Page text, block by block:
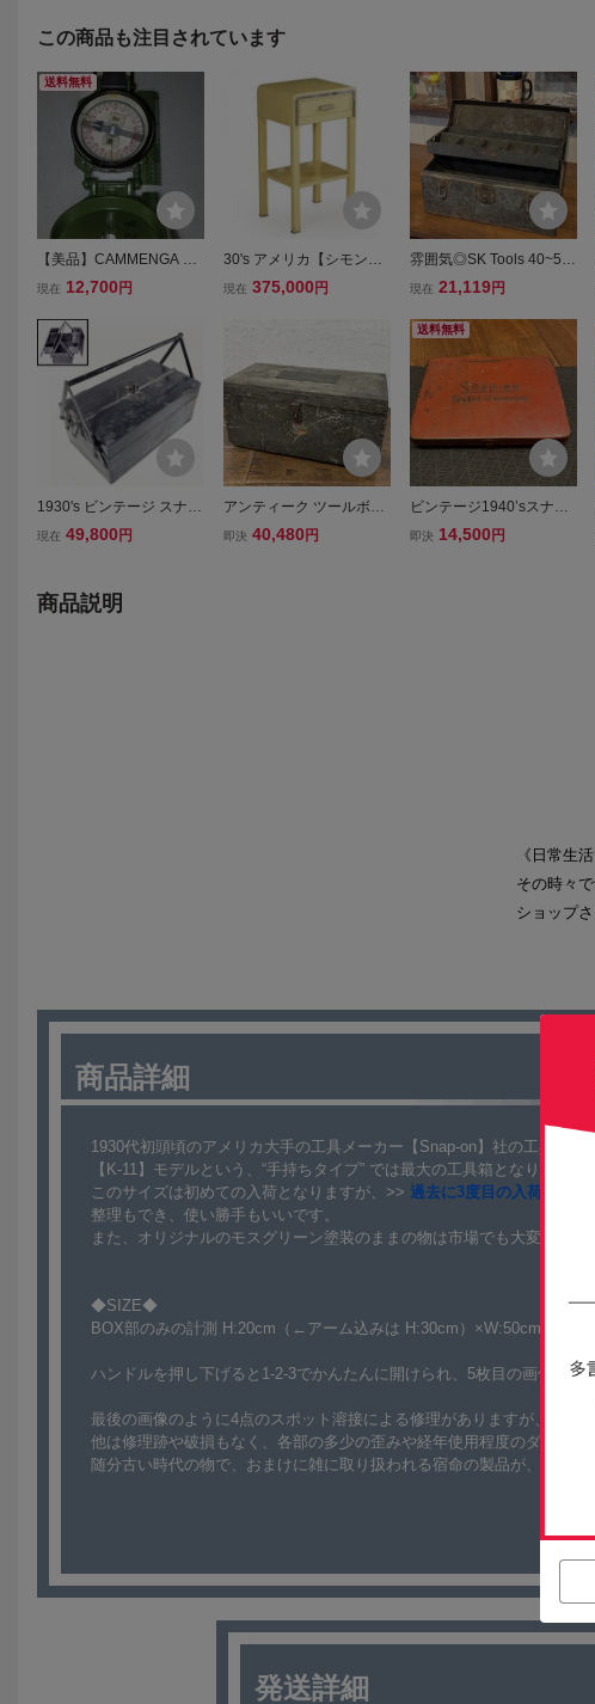
この商品も注目されています
送料無料
【美品】CAMMENGA カ
メンガ 米軍仕様 レンザテ
ル（Model 27） ポーチ付
き U.S. MILITARY COMP
ASS方位磁石 自衛隊
現在 12,700 円
1930's ビンテージ スナッ
プオン Snap-on 工具箱 ハ
時物 キャビネット ツール
ボックス
現在 49,800 円
30's アメリカ【シモン
ズ】アールデコ ベッドサ
ダストリアル/家具
現在 375,000 円
アンティーク ツールボッ
クス アメリカンアンティ
即決 40,480 円
雰囲気◎SK Tools 40~50s
工具箱 ビンテージ vintag
ストリアル アンティーク
used ガレージ アメ車 US
A
現在 21,119円
送料無料
ビンテージ1940’sスナッ
プオン メタルツールボッ
即決 14,500 円
商品説明